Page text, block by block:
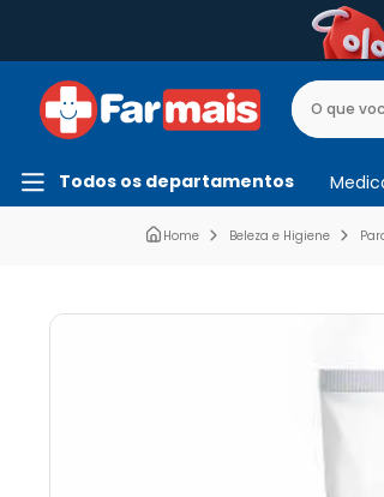
Todos os departamentos
Beleza e Higiene